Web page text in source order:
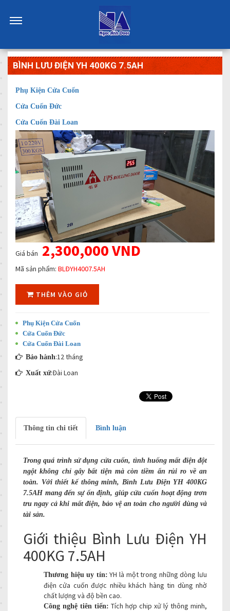
BÌNH LƯU ĐIỆN YH 400KG 7.5AH
Phụ Kiện Cửa Cuốn
Cửa Cuốn Đức
Cửa Cuốn Đài Loan
Giá bán 2,300,000 VND
Mã sản phẩm: BLĐYH4007.5AH
THÊM VÀO GIỎ
Phụ Kiện Cửa Cuốn
Cửa Cuốn Đức
Cửa Cuốn Đài Loan
Bảo hành:12 tháng
Xuất xứ:Đài Loan
Thông tin chi tiết Bình luận
Trong quá trình sử dụng cửa cuốn, tình huống mất điện đột
ngột không chỉ gây bất tiện mà còn tiềm ẩn rủi ro về an
toàn. Với thiết kế thông minh, Bình Lưu Điện YH 400KG
7.5AH mang đến sự ổn định, giúp cửa cuốn hoạt động trơn
tru ngay cả khi mất điện, bảo vệ an toàn cho người dùng và
tài sản.
Giới thiệu Bình Lưu Điện YH
400KG 7.5AH
Thương hiệu uy tín: YH là một trong những dòng lưu
điện cửa cuốn được nhiều khách hàng tin dùng nhờ
chất lượng và độ bền cao.
Công nghệ tiên tiến: Tích hợp chip xử lý thông minh,